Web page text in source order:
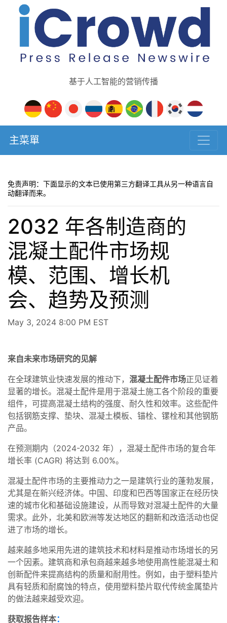
基于人工智能的营销传播
主菜單
免责声明：下面显示的文本已使用第三方翻译工具从另一种语言自
动翻译而来。
2032 年各制造商的
混凝土配件市场规
模、范围、增长机
会、趋势及预测
May 3, 2024 8:00 PM EST
来自未来市场研究的见解
在全球建筑业快速发展的推动下， 混凝土配件市场正见证着
显著的增长。混凝土配件是用于混凝土施工各个阶段的重要
组件，可提高混凝土结构的强度、耐久性和效率。这些配件
包括钢筋支撑、垫块、混凝土模板、锚栓、镙栓和其他钢筋
产品。
在预测期内（2024-2032 年），混凝土配件市场的复合年
增长率 (CAGR) 将达到 6.00%。
混凝土配件市场的主要推动力之一是建筑行业的蓬勃发展，
尤其是在新兴经济体。中国、印度和巴西等国家正在经历快
速的城市化和基础设施建设，从而导致对混凝土配件的大量
需求。此外，北美和欧洲等发达地区的翻新和改造活动也促
进了市场的增长。
越来越多地采用先进的建筑技术和材料是推动市场增长的另
一个因素。建筑商和承包商越来越多地使用高性能混凝土和
创新配件来提高结构的质量和耐用性。例如，由于塑料垫片
具有轻质和耐腐蚀的特点，使用塑料垫片取代传统金属垫片
的做法越来越受欢迎。
获取报告样本：